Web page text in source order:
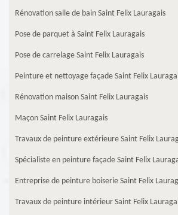
Rénovation salle de bain Saint Felix Lauragais
Pose de parquet à Saint Felix Lauragais
Pose de carrelage Saint Felix Lauragais
Peinture et nettoyage façade Saint Felix
Rénovation maison Saint Felix Lauragais
Maçon Saint Felix Lauragais
Travaux de peinture extérieure Saint Felix
Spécialiste en peinture façade Saint Felix
Entreprise de peinture boiserie Saint Felix
Travaux de peinture intérieur Saint Felix